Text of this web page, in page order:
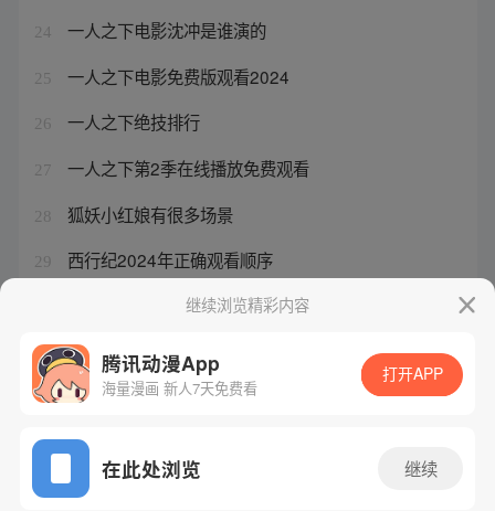
24 一人之下电影沈冲是谁演的
25 一人之下电影免费版观看2024
26 一人之下绝技排行
27 一人之下第2季在线播放免费观看
28 狐妖小红娘有很多场景
29 西行纪2024年正确观看顺序
继续浏览精彩内容
腾讯动漫App
海量漫画 新人7天免费看
打开APP
在此处浏览 继续
网站备案/许可证号：粤B2-20090059-5
Copyright©1998 - 2026 Tencent. All Rights Reserved